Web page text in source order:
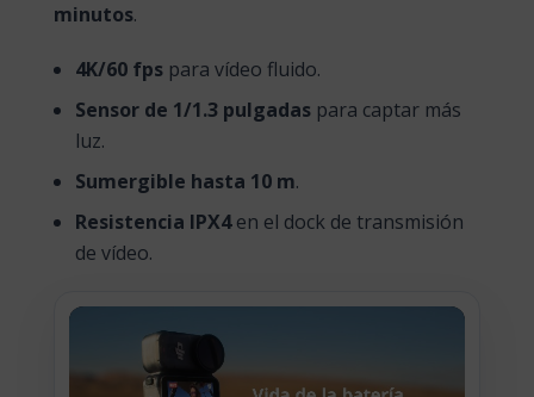
minutos.
4K/60 fps para vídeo fluido.
Sensor de 1/1.3 pulgadas para captar más
luz.
Sumergible hasta 10 m.
Resistencia IPX4en el dock de transmisión
de vídeo.